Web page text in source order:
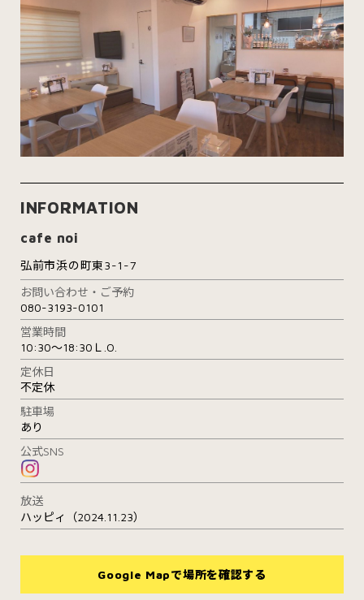
INFORMATION
cafe noi
弘前市浜の町東3-1-7
お問い合わせ・ご予約
080-3193-0101
営業時間
10:30～18:30Ｌ.O.
定休日
不定休
駐車場
あり
公式SNS
放送
ハッピィ（2024.11.23）
Google Mapで場所を確認する